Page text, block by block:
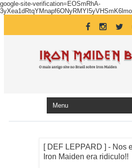
google-site-verification=EOSmRhA-
3yXea1dRtqYMnapf6ONyRMYI5yVHSmK6lmo
[ DEF LEPPARD ] - Nos
Iron Maiden era ridiculo!!